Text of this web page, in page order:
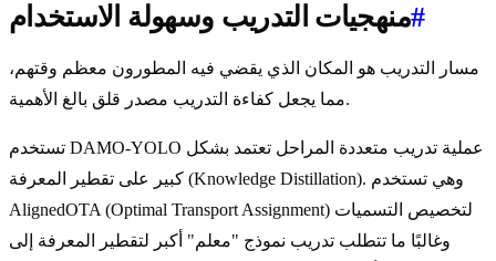
منهجيات التدريب وسهولة الاستخدام#
مسار التدريب هو المكان الذي يقضي فيه المطورون معظم وقتهم،
مما يجعل كفاءة التدريب مصدر قلق بالغ الأهمية.
تستخدم DAMO-YOLO عملية تدريب متعددة المراحل تعتمد بشكل
كبير على تقطير المعرفة (Knowledge Distillation). وهي تستخدم
AlignedOTA (Optimal Transport Assignment) لتخصيص التسميات
وغالبًا ما تتطلب تدريب نموذج "معلم" أكبر لتقطير المعرفة إلى